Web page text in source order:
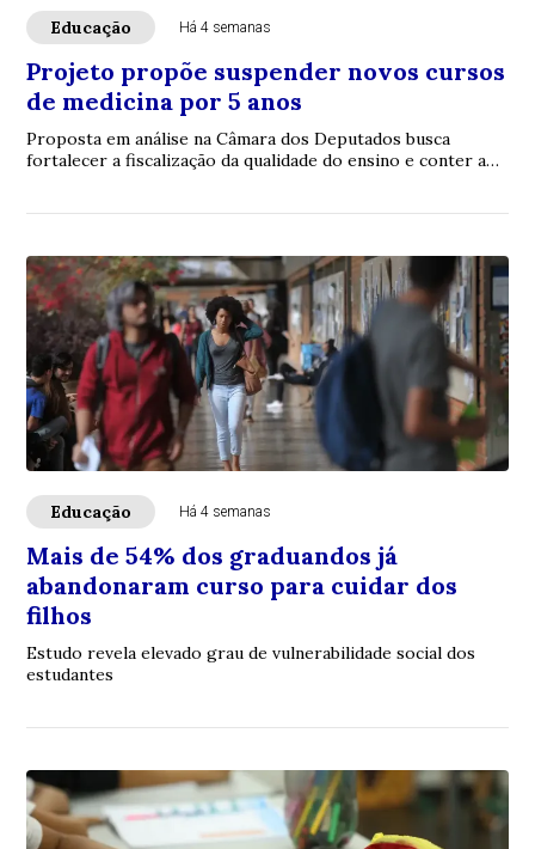
Educação Há 4 semanas
Projeto propõe suspender novos cursos
de medicina por 5 anos
Proposta em análise na Câmara dos Deputados busca
fortalecer a fiscalização da qualidade do ensino e conter a
Educação Há 4 semanas
Mais de 54% dos graduandos já
abandonaram curso para cuidar dos
filhos
Estudo revela elevado grau de vulnerabilidade social dos
estudantes